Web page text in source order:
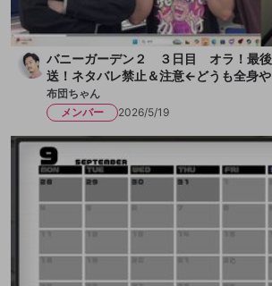
バニーガーデン２ ３日目 オラ！最後
送！ネタバレ禁止＆注意←どうも全身や
ちゃんです！今日も女の子とチチクリ満
きます、か！放送
布団ちゃん
メンバー
2026/5/19